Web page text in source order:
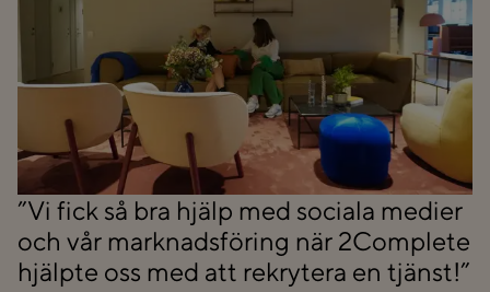
”Vi fick så bra hjälp med sociala medier
och vår marknadsföring när 2Complete
hjälpte oss med att rekrytera en tjänst!”